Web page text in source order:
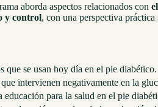
aborda aspectos relacionados con
y control, con una perspectiva
que se usan hoy día en el pie diabético.
intervienen negativamente en la
educación para la salud en el pie